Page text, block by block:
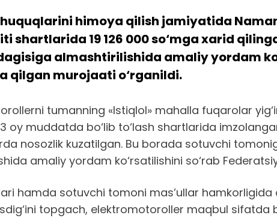
huquqlarini himoya qilish jamiyatida
shartlarida 19 126 000 so‘mga xarid
almashtirilishida amaliy yordam
qilgan murojaati o‘rganildi.
tumanning «Istiqlol» mahalla fuqarolar
muddatda bo‘lib to‘lash shartlarida
nosozlik kuzatilgan. Bu borada sotuvchi
amaliy yordam ko‘rsatilishini so‘rab
hamda sotuvchi tomoni mas’ullar
topgach, elektromotoroller maqbul sifatda